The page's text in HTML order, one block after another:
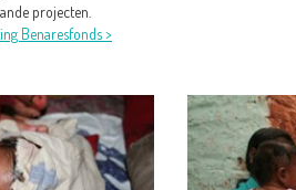
projecten.
Benaresfonds >